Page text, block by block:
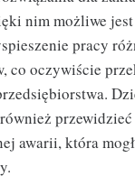
nim możliwe
pracy
co oczywiście
awarii, która